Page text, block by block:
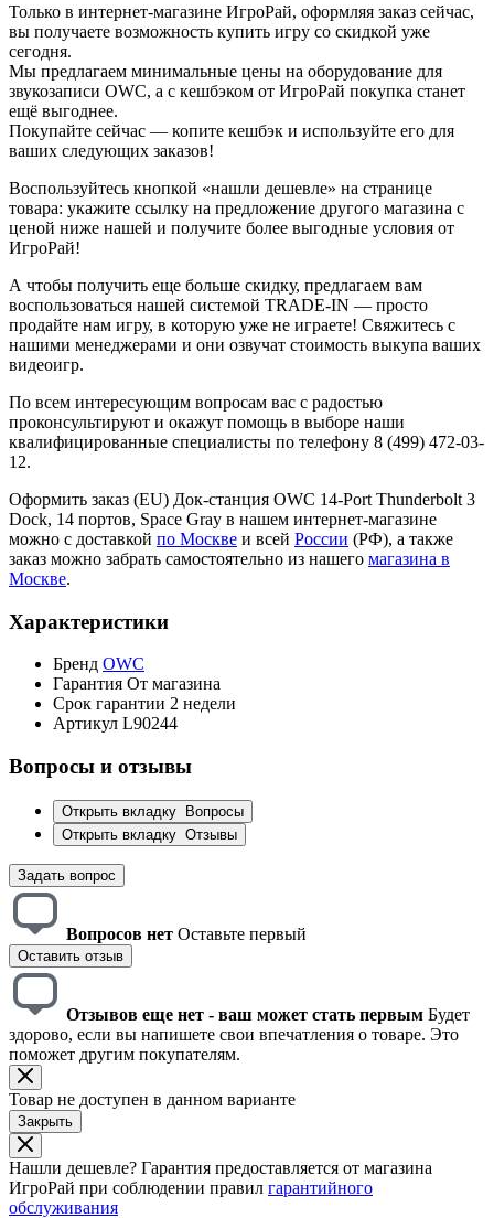
Только в интернет-магазине ИгроРай, оформляя заказ сейчас,
вы получаете возможность купить игру со скидкой уже
сегодня.
Мы предлагаем минимальные цены на оборудование для
звукозаписи OWC, а с кешбэком от ИгроРай покупка станет
ещё выгоднее.
Покупайте сейчас — копите кешбэк и используйте его для
ваших следующих заказов!
Воспользуйтесь кнопкой «нашли дешевле» на странице
товара: укажите ссылку на предложение другого магазина с
ценой ниже нашей и получите более выгодные условия от
ИгроРай!
А чтобы получить еще больше скидку, предлагаем вам
воспользоваться нашей системой TRADE-IN — просто
продайте нам игру, в которую уже не играете! Свяжитесь с
нашими менеджерами и они озвучат стоимость выкупа ваших
видеоигр.
По всем интересующим вопросам вас с радостью
проконсультируют и окажут помощь в выборе наши
квалифицированные специалисты по телефону 8 (499) 472-03-
12.
Оформить заказ (EU) Док-станция OWC 14-Port Thunderbolt 3
Dock, 14 портов, Space Gray в нашем интернет-магазине
можно с доставкой по Москве и всей России (РФ), а также
заказ можно забрать самостоятельно из нашего магазина в
Москве.
Характеристики
Бренд OWC
Гарантия От магазина
Срок гарантии 2 недели
Артикул L90244
Вопросы и отзывы
Открыть вкладку
Вопросы
Открыть вкладку Отзывы
Задать вопрос
Вопросов нет Оставьте первый
Оставить отзыв
Отзывов еще нет - ваш может стать первым Будет
здорово, если вы напишете свои впечатления о товаре. Это
поможет другим покупателям.
Товар не доступен в данном варианте
Закрыть
Нашли дешевле? Гарантия предоставляется от магазина
ИгроРай при соблюдении правил гарантийного
обслуживания